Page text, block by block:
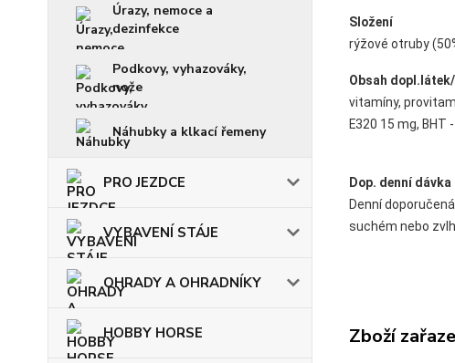
Úrazy, nemoce a
dezinfekce
Podkovy, vyhazováky,
nože
Náhubky a klkací řemeny
PRO JEZDCE
VYBAVENÍ STÁJE
OHRADY A OHRADNÍKY
HOBBY HORSE
Složení
rýžové otruby
Obsah
vitamíny,
E320 15 mg, BHT
Dop. denní dávka
Denní
suchém nebo
Zboží